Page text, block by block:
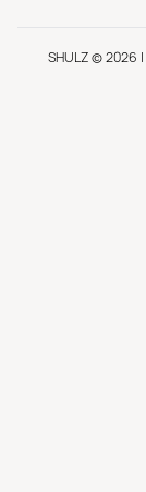
SHULZ © 2026 |